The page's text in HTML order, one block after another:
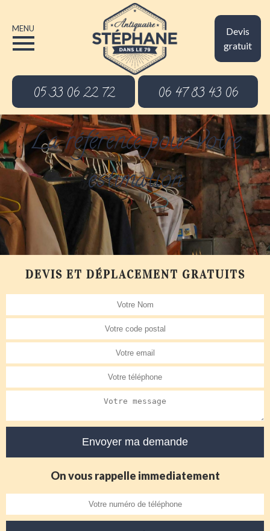
Devis
gratuit
MENU
05 33 06 22 72 06 47 83 43 06
La référence pour votre
estimation
DEVIS ET DÉPLACEMENT GRATUITS
On vous rappelle immediatement